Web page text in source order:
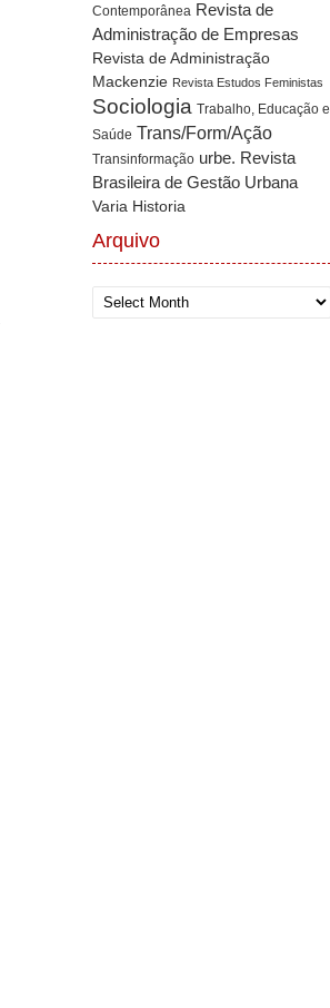
Contemporânea Revista de
Administração de Empresas
Revista de Administração
Mackenzie Revista Estudos Feministas
Sociologia Trabalho, Educação e
Saúde Trans/Form/Ação
Transinformação urbe. Revista
Brasileira de Gestão Urbana
Varia Historia
Arquivo
Arquivo